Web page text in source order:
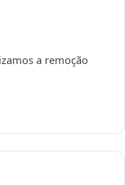
a remoção